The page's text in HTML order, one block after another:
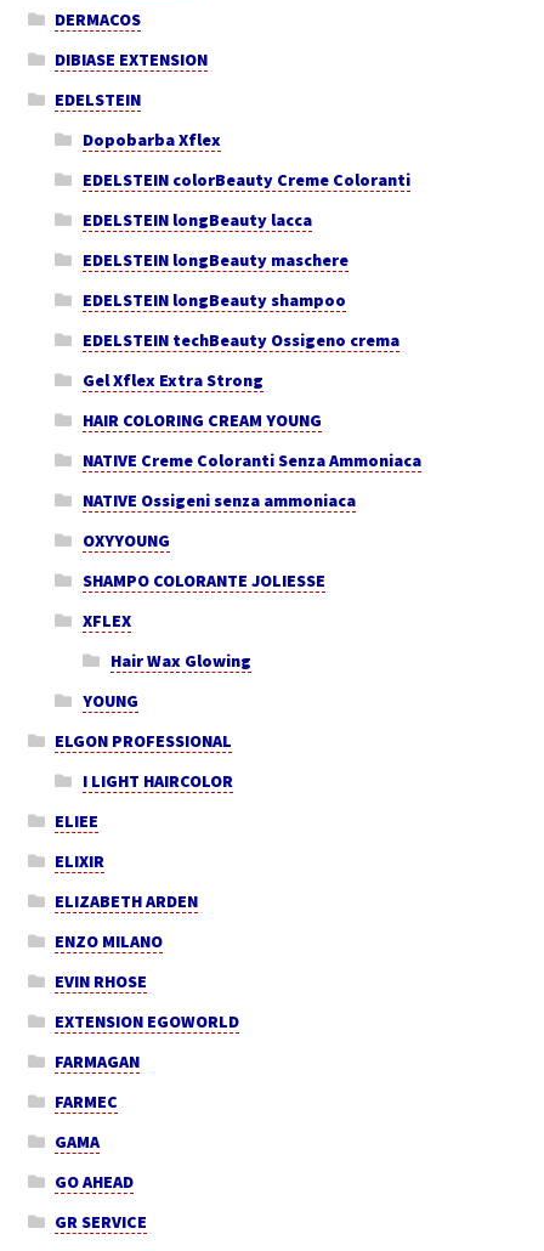
DERMACOS
DIBIASE EXTENSION
EDELSTEIN
Dopobarba Xflex
EDELSTEIN colorBeauty Creme Coloranti
EDELSTEIN longBeauty lacca
EDELSTEIN longBeauty maschere
EDELSTEIN longBeauty shampoo
EDELSTEIN techBeauty Ossigeno crema
Gel Xflex Extra Strong
HAIR COLORING CREAM YOUNG
NATIVE Creme Coloranti Senza Ammoniaca
NATIVE Ossigeni senza ammoniaca
OXYYOUNG
SHAMPO COLORANTE JOLIESSE
XFLEX
Hair Wax Glowing
YOUNG
ELGON PROFESSIONAL
I LIGHT HAIRCOLOR
ELIEE
ELIXIR
ELIZABETH ARDEN
ENZO MILANO
EVIN RHOSE
EXTENSION EGOWORLD
FARMAGAN
FARMEC
GAMA
GO AHEAD
GR SERVICE